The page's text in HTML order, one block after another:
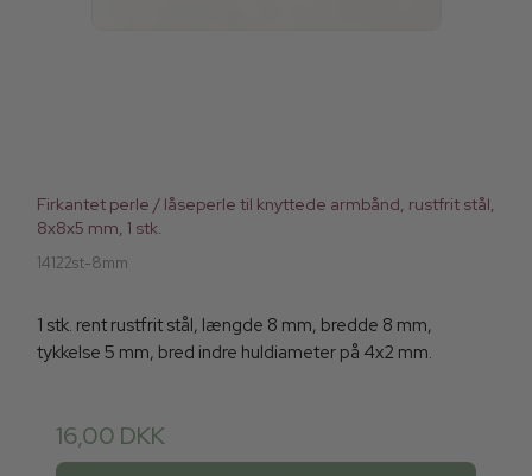
Firkantet perle / låseperle til knyttede armbånd, rustfrit stål,
8x8x5 mm, 1 stk.
14122st-8mm
1 stk. rent rustfrit stål, længde 8 mm, bredde 8 mm,
tykkelse 5 mm, bred indre huldiameter på 4x2 mm.
16,00 DKK